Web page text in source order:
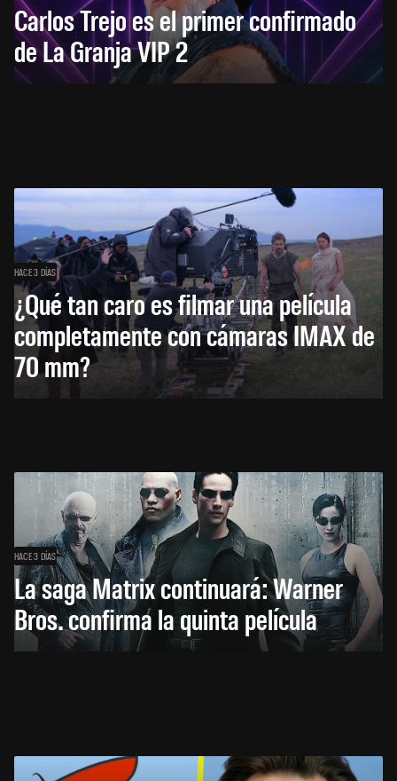
Carlos Trejo es el primer confirmado
de La Granja VIP 2
HACE 3 DÍAS
¿Qué tan caro es filmar una película
completamente con cámaras IMAX de
70 mm?
HACE 3 DÍAS
La saga Matrix continuará: Warner
Bros. confirma la quinta película